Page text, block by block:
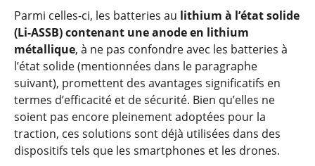
Parmi celles-ci, les batteries au lithium à l’état solide
(Li-ASSB) contenant une anode en lithium
métallique, à ne pas confondre avec les batteries à
l’état solide (mentionnées dans le paragraphe
suivant), promettent des avantages significatifs en
termes d’efficacité et de sécurité. Bien qu’elles ne
soient pas encore pleinement adoptées pour la
traction, ces solutions sont déjà utilisées dans des
dispositifs tels que les smartphones et les drones.